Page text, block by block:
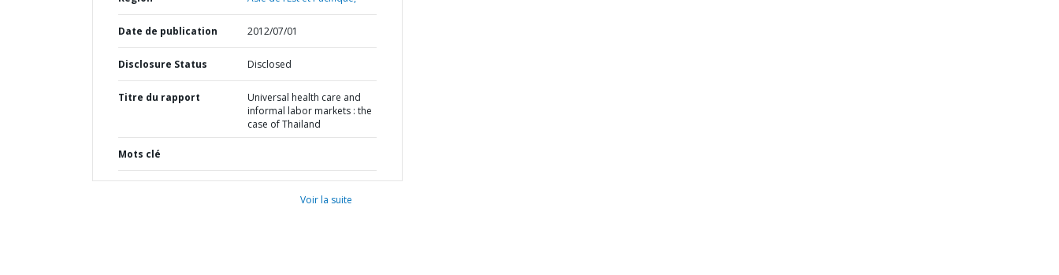
Date de publication 2012/07/01
Disclosure Status Disclosed
Titre du rapport
Universal health care and
informal labor markets : the
case of Thailand
Mots clé
Voir la suite